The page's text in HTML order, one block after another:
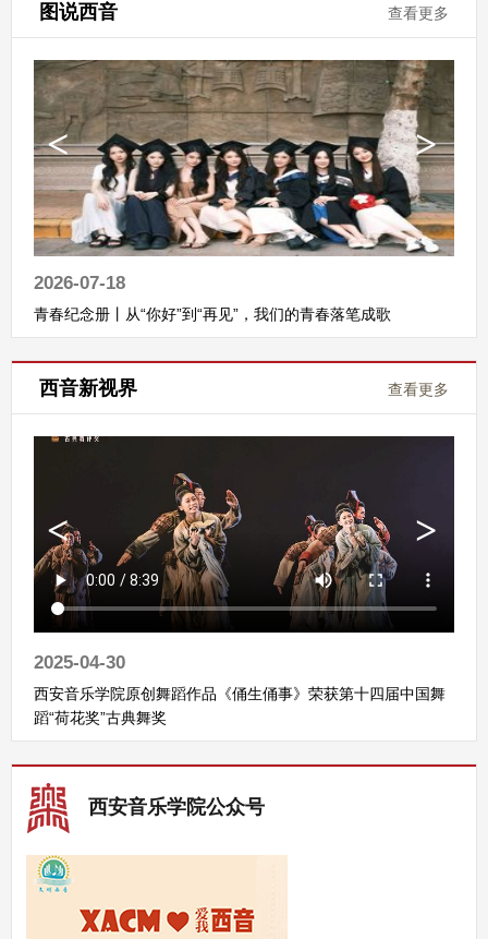
图说西音 查看更多
2026-07-18
青春纪念册丨从“你好”到“再见”，我们的青春落笔成歌
西音新视界 查看更多
2025-04-30
西安音乐学院原创舞蹈作品《俑生俑事》荣获第十四届中国舞
蹈“荷花奖”古典舞奖
西安音乐学院公众号